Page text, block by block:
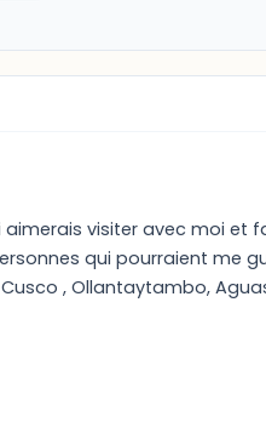
visiter avec moi et
qui pourraient me
, Ollantaytambo,